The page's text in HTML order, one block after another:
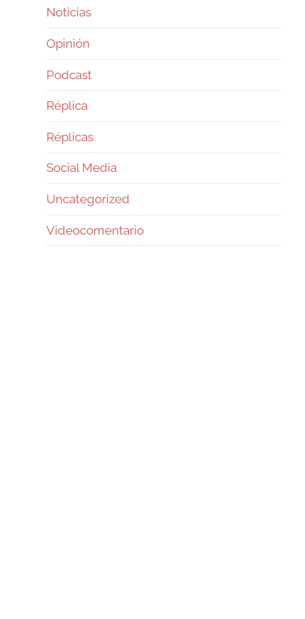
Noticias
Opinión
Podcast
Réplica
Réplicas
Social Media
Uncategorized
Videocomentario